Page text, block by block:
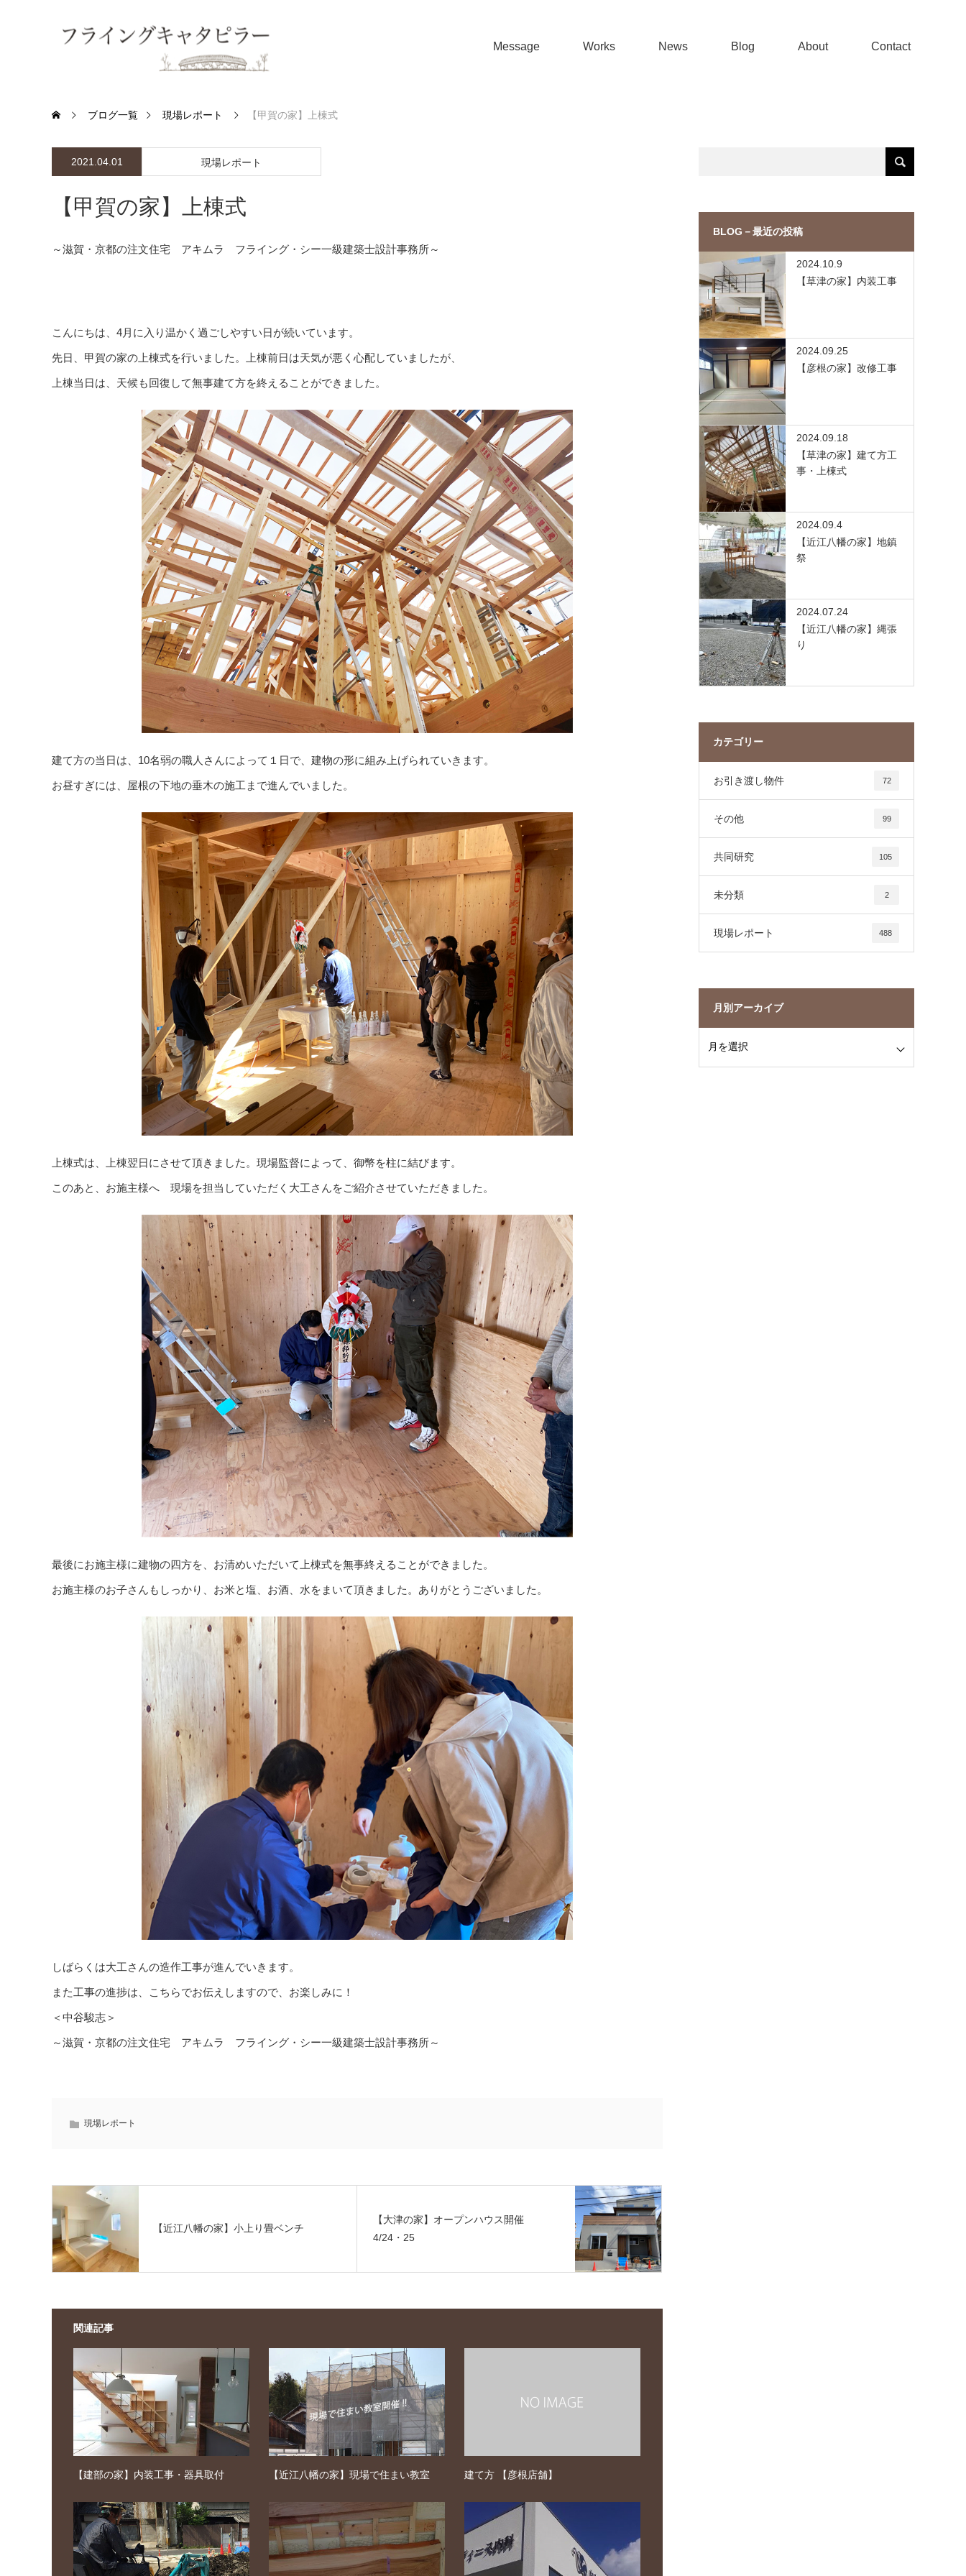
Message Works News Blog About Contact
ブログ一覧 現場レポート 【甲賀の家】上棟式
2021.04.01 現場レポート
【甲賀の家】上棟式
～滋賀・京都の注文住宅 アキムラ フライング・シー一級建築士設計事務所～
こんにちは、4月に入り温かく過ごしやすい日が続いています。
先日、甲賀の家の上棟式を行いました。上棟前日は天気が悪く心配していましたが、
上棟当日は、天候も回復して無事建て方を終えることができました。
建て方の当日は、10名弱の職人さんによって１日で、建物の形に組み上げられていきます。
お昼すぎには、屋根の下地の垂木の施工まで進んでいました。
上棟式は、上棟翌日にさせて頂きました。現場監督によって、御幣を柱に結びます。
このあと、お施主様へ 現場を担当していただく大工さんをご紹介させていただきました。
最後にお施主様に建物の四方を、お清めいただいて上棟式を無事終えることができました。
お施主様のお子さんもしっかり、 お米と塩、お酒、水をまいて頂きました。ありがとうございました。
しばらくは大工さんの造作工事が進んでいきます。
また工事の進捗は、こちらでお伝えしますので、お楽しみに！
＜中谷駿志＞
～滋賀・京都の注文住宅 アキムラ フライング・シー一級建築士設計事務所～
現場レポート
【近江八幡の家】小上り畳ベンチ
【大津の家】オープンハウス開催
4/24・25
関連記事
【建部の家】内装工事・器具取付 【近江八幡の家】現場で住まい教室 建て方 【彦根店舗】
BLOG－最近の投稿
2024.10.9
【草津の家】内装工事
2024.09.25
【彦根の家】改修工事
2024.09.18
【草津の家】建て方工
事・上棟式
2024.09.4
【近江八幡の家】地鎮
祭
2024.07.24
【近江八幡の家】縄張
り
カテゴリー
お引き渡し物件 72
その他 99
共同研究 105
未分類 2
現場レポート 488
月別アーカイブ